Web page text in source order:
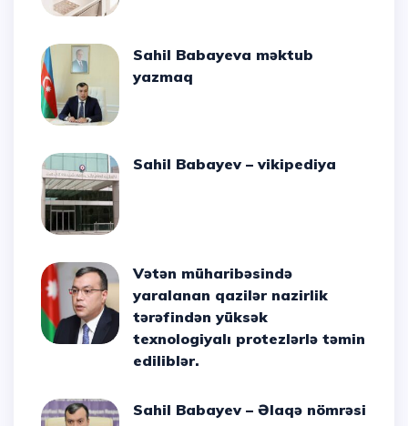
Sahil Babayeva məktub
yazmaq
Sahil Babayev – vikipediya
Vətən müharibəsində
yaralanan qazilər nazirlik
tərəfindən yüksək
texnologiyalı protezlərlə təmin
ediliblər.
Sahil Babayev – Əlaqə nömrəsi